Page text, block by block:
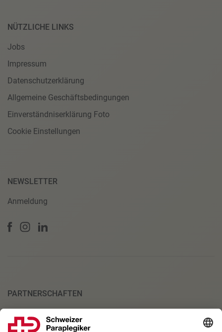
NÜTZLICHE LINKS
Jobs
Impressum
Datenschutzerklärung
Allgemeine Geschäftsbedingungen
Einverständniserklärung Foto
Cookie Einstellungen
NEWSLETTER
Anmeldung
PARTNERSCHAFTEN